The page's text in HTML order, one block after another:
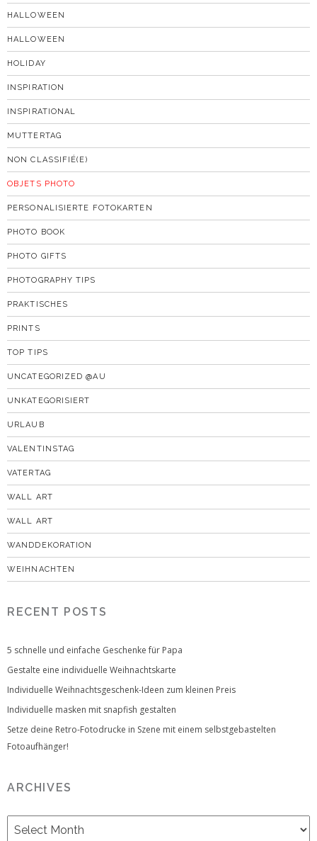
HALLOWEEN
HALLOWEEN
HOLIDAY
INSPIRATION
INSPIRATIONAL
MUTTERTAG
NON CLASSIFIÉ(E)
OBJETS PHOTO
PERSONALISIERTE FOTOKARTEN
PHOTO BOOK
PHOTO GIFTS
PHOTOGRAPHY TIPS
PRAKTISCHES
PRINTS
TOP TIPS
UNCATEGORIZED @AU
UNKATEGORISIERT
URLAUB
VALENTINSTAG
VATERTAG
WALL ART
WALL ART
WANDDEKORATION
WEIHNACHTEN
RECENT POSTS
5 schnelle und einfache Geschenke für Papa
Gestalte eine individuelle Weihnachtskarte
Individuelle Weihnachtsgeschenk-Ideen zum kleinen Preis
Individuelle masken mit snapfish gestalten
Setze deine Retro-Fotodrucke in Szene mit einem selbstgebastelten
Fotoaufhänger!
ARCHIVES
Archives